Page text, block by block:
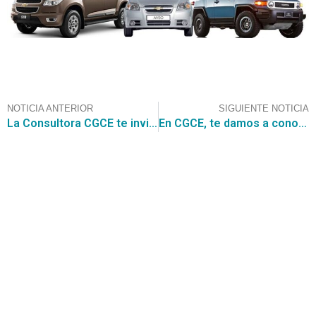
NOTICIA ANTERIOR
La Consultora CGCE te invita a participar en la licitación de Obras complementarias en puntos de parada comuna de Renca, valorada en $656.685.368
SIGUIENTE NOTICIA
En CGCE, te damos a conocer la siguiente Grandes Compras, tal como la recientemente encontrada de ADQUISICION DE LICENCIA GOOGLE WORKSPACE ENTERPRISE STANDARD GAMA 3E, con un monto estimado de US$532.287